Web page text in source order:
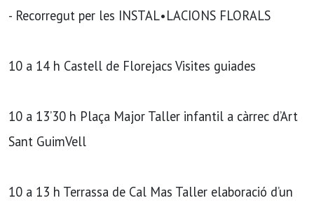
- Recorregut per les INSTAL•LACIONS FLORALS
10 a 14 h Castell de Florejacs Visites guiades
10 a 13’30 h Plaça Major Taller infantil a càrrec d’Art
Sant GuimVell
10 a 13 h Terrassa de Cal Mas Taller elaboració d’un